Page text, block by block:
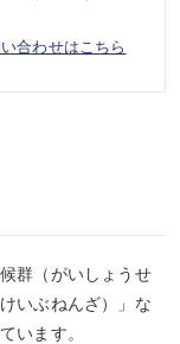
合わせはこちら
群（がいしょうせ
いぶねんざ）」な
います。